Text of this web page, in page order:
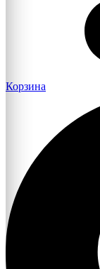
Корзина